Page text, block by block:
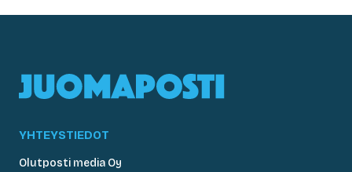
YHTEYSTIEDOT
Olutposti media Oy